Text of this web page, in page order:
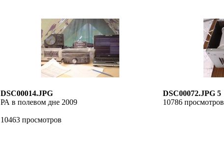
DSC00014.JPG
РА в полевом дне 2009
10463 просмотров
DSC00072.JPG 5
10786 просмотров